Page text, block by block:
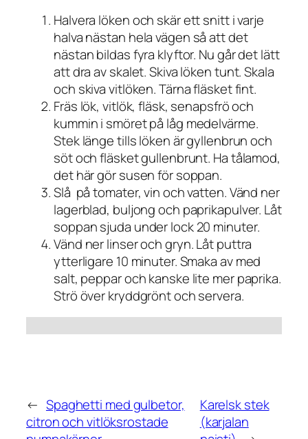
Halvera löken och skär ett snitt i varje
halva nästan hela vägen så att det
nästan bildas fyra klyftor. Nu går det lätt
att dra av skalet. Skiva löken tunt. Skala
och skiva vitlöken. Tärna fläsket fint.
Fräs lök, vitlök, fläsk, senapsfrö och
kummin i smöret på låg medelvärme.
Stek länge tills löken är gyllenbrun och
söt och fläsket gullenbrunt. Ha tålamod,
det här gör susen för soppan.
Slå på tomater, vin och vatten. Vänd ner
lagerblad, buljong och paprikapulver. Låt
soppan sjuda under lock 20 minuter.
Vänd ner linser och gryn. Låt puttra
ytterligare 10 minuter. Smaka av med
salt, peppar och kanske lite mer paprika.
Strö över kryddgrönt och servera.
← Spaghetti med gulbetor,
citron och vitlöksrostade
Karelsk stek
(karjalan